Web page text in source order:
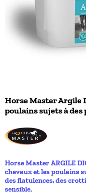
Horse Master Argile
poulains sujets à
Horse Master ARGILE
chevaux et les poulains
des flatulences, des
sensible.